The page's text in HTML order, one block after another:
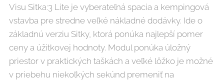
Visu Sitka:3 Lite je vyberateľná spacia a kempingová
vstavba pre stredne veľké nákladné dodávky. Ide o
základnú verziu Sitky, ktorá ponúka najlepší pomer
ceny a úžitkovej hodnoty. Modul ponúka úložný
priestor v praktických taškách a veľké lôžko je možné
v priebehu niekoľkých sekúnd premeniť na